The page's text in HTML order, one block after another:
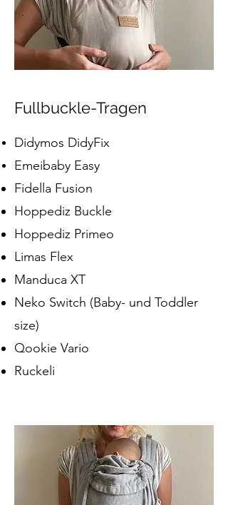
Fullbuckle-Tragen
Didymos DidyFix
Emeibaby Easy
Fidella Fusion
Hoppediz Buckle
Hoppediz Primeo
Limas Flex
Manduca XT
Neko Switch (Baby- und Toddler
size)
Qookie Vario
Ruckeli